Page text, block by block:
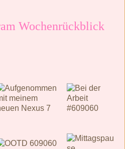
Wochenrückblick